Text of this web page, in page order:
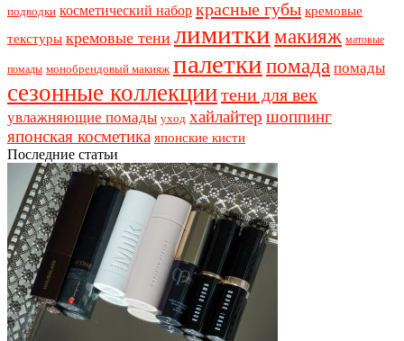
подводки косметический набор красные губы кремовые
текстуры кремовые тени лимиткимакияж матовые
помады монобрендовый макияж палеткипомада помады
сезонные коллекциитени для век
увлажняющие помады уход хайлайтер шоппинг
японская косметика японские кисти
Последние статьи